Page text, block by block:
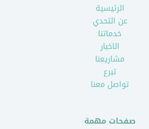
الرئيسية
عن التحدي
خدماتنا
الاخبار
مشاريعنا
تبرع
تواصل معنا
صفحات مهمة